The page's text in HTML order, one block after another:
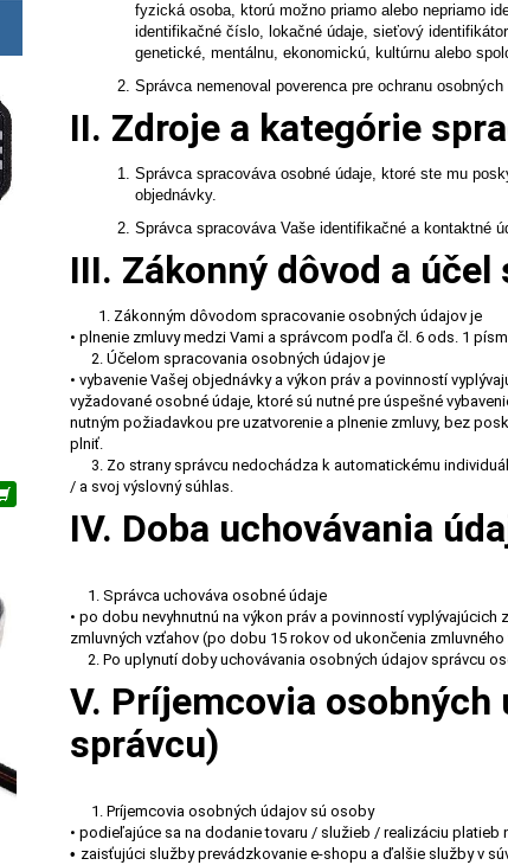
fyzická osoba, ktorú možno priamo alebo nepriamo
identifikačné číslo, lokačné údaje, sieťový
genetické, mentálnu, ekonomickú, kultúrnu alebo
Správca nemenoval poverenca pre ochranu osobných
II. Zdroje a kategórie
Správca spracováva osobné údaje, ktoré ste mu
objednávky.
Správca spracováva Vaše identifikačné a kontaktné
III. Zákonný dôvod a
1. Zákonným dôvodom spracovanie osobných údajov je
• plnenie zmluvy medzi Vami a správcom podľa čl. 6 ods. 1
2. Účelom spracovania osobných údajov je
• vybavenie Vašej objednávky a výkon práv a povinností
vyžadované osobné údaje, ktoré sú nutné pre úspešné
nutným požiadavkou pre uzatvorenie a plnenie zmluvy, bez
plniť.
3. Zo strany správcu nedochádza k automatickému
/ a svoj výslovný súhlas.
IV. Doba uchovávania
1. Správca uchováva osobné údaje
• po dobu nevyhnutnú na výkon práv a povinností
zmluvných vzťahov (po dobu 15 rokov od ukončenia zmluvného
2. Po uplynutí doby uchovávania osobných údajov správcu
V. Príjemcovia
správcu)
1. Príjemcovia osobných údajov sú osoby
• podieľajúce sa na dodanie tovaru / služieb / realizáciu platieb
• zaisťujúci služby prevádzkovanie e-shopu a ďalšie služby v